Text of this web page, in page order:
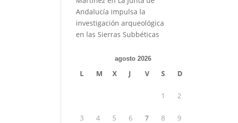
Andalucía impulsa la
investigación arqueológica
en las Sierras Subbéticas
agosto 2026
L M X J V S D
1 2
3 4 5 6 7 8 9